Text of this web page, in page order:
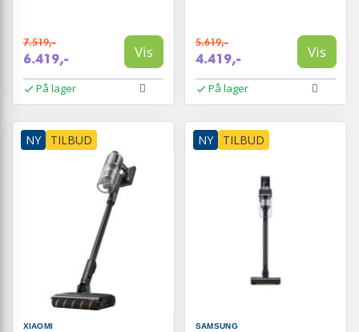
7.519,-
6.419,- Vis
På lager
5.619,-
4.419,- Vis
På lager
NY TILBUD
XIAOMI
NY TILBUD
SAMSUNG